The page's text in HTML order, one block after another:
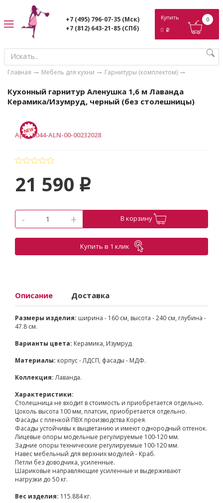
+7 (495) 796-07-35 (Мск)
+7 (812) 643-21-85 (СПб)
Купить
0 p
0
Главная Мебель для кухни Гарнитуры (комплектом)
Кухонный гарнитур Аленушка 1,6 м Лаванда
Керамика/Изумруд, черный (без столешницы)
Арт.:2044-ALN-00-00232028
21 590 p
- + В корзину
Купить в 1 клик
Описание Доставка
Размеры изделия: ширина - 160 см, высота - 240 см, глубина -
47.8 см.
Варианты цвета: Керамика, Изумруд.
Материалы: корпус - ЛДСП, фасады - МДФ.
Коллекция:Лаванда.
Характеристики:
Столешница не входит в стоимость и приобретается отдельно.
Цоколь высота 100 мм, платсик, приобретается отдельно.
Фасады с пленкой ПВХ производства Корея.
Фасады устойчивы к выцветанию и имеют однородный оттенок.
Лицевые опоры модельные регулируемые 100-120 мм.
Задние опоры технические регулируемые 100-120 мм.
Навес мебельный для верхних модулей - Краб.
Петли без доводчика, усиленные.
Шариковые направляющие усиленные и выдерживают
нагрузки до 50 кг.
Вес изделия: 115.884 кг.